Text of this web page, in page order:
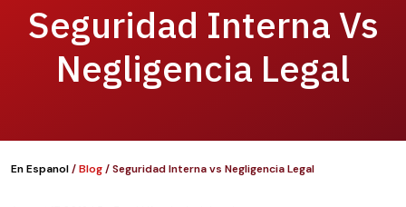
Seguridad Interna Vs
Negligencia Legal
En Espanol/Blog/Seguridad Interna vs Negligencia Legal